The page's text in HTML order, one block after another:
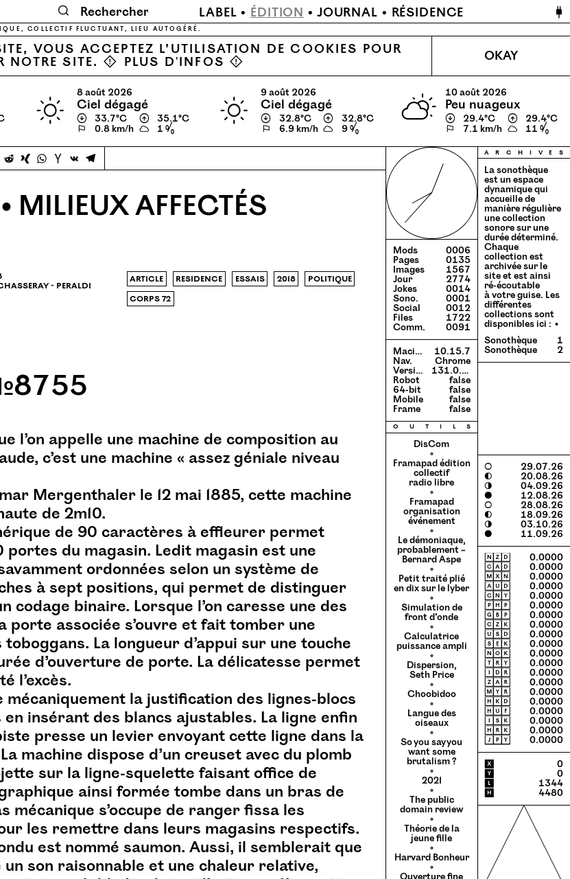
🔍 LABEL ÉDITION JOURNAL RÉSIDENCE 🔌
COLLECTIF FLUCTUANT, LIEU AUTOGÉRÉ.
VOUS ACCEPTEZ L’UTILISATION DE COOKIES POUR
NOTRE SITE. ⚠ PLUS D'INFOS ⚠ OKAY
8 août 2026
ciel dégagé
↓ 33.7℃ ↑
35.1℃
⚐
0.8 km/h 1 %
9 août 2026
ciel dégagé
↓ 32.8℃ ↑
32.8℃
⚐
6.9 km/h 9 %
10 août 2026
peu nuageux
↓ 29.4℃ ↑
29.4℃
⚐
7.1 km/h 11 %
MILIEUX AFFECTÉS
- peraldi
article residence essais 2018
politique
corps 72
l’on appelle une machine de composition au
c’est une machine « assez géniale niveau
Mergenthaler le 12 mai 1885, cette machine
de 2m10.
de 90 caractères à effleurer permet
portes du magasin. Ledit magasin est une
ordonnées selon un système de
à sept positions, qui permet de distinguer
codage binaire. Lorsque l’on caresse une des
porte associée s’ouvre et fait tomber une
La longueur d’appui sur une touche
d’ouverture de porte. La délicatesse permet
l’excès.
mécaniquement la justification des lignes-blocs
insérant des blancs ajustables. La ligne enfin
presse un levier envoyant cette ligne dans la
machine dispose d’un creuset avec du plomb
sur la ligne-squelette faisant office de
ainsi formée tombe dans un bras de
mécanique s’occupe de ranger fissa les
les remettre dans leurs magasins respectifs.
est nommé saumon. Aussi, il semblerait que
son raisonnable et une chaleur relative,
Mods 0006
Pages 0135
Images 1567
Jour 2774
Jokes 0014
Sono. 0001
Social 0012
Files 1722
Comm.
0091
Macintosh
10.15.7
Nav. Chrome
Version 131.0.0.0
Robot false
64-bit false
Mobile false
Frame false
o u t i l s
DisCom
◦
Framapad édition
collectif
radio libre
◦
Framapad
organisation
événement
◦
Le démoniaque,
probablement –
Bernard Aspe
◦
Petit traité plié
en dix sur le lyber
◦
Simulation de
front d’onde
◦
Calculatrice
puissance ampli
◦
Dispersion,
Seth Price
◦
Choobidoo
◦
Langue des
oiseaux
◦
So you say you
want some
brutalism ?
◦
2021
◦
The public
domain review
◦
Théorie de la
jeune fille
◦
Harvard Bonheur
◦
a r c h i v e s
La sonothèque
est un espace
dynamique qui
accueille de
manière régulière
une collection
sonore sur une
durée déterminé.
Chaque
collection est
archivée sur le
site et est ainsi
ré-écoutable
à votre guise. Les
différentes
collections sont
disponibles ici :
Sonothèque
1
Sonothèque 2
○ 29.07.26
◐ 20.08.26
◑ 04.09.26
● 12.08.26
○ 28.08.26
◐ 18.09.26
◑ 03.10.26
●
11.09.26
🄽🅉🄳
0.0000
🄲🄰🄳 0.0000
🄼🅇🄽 0.0000
🄰🅄🄳 0.0000
🄲🄽🅈 0.0000
🄿🄷🄿 0.0000
🄶🄱🄿 0.0000
🄲🅉🄺 0.0000
🅄🅂🄳 0.0000
🅂🄴🄺 0.0000
🄽🄾🄺 0.0000
🅃🅁🅈 0.0000
🄸🄳🅁 0.0000
🅉🄰🅁 0.0000
🄼🅈🅁 0.0000
🄷🄺🄳 0.0000
🄷🅄🄵 0.0000
🄸🅂🄺 0.0000
🄷🅁🄺 0.0000
🄹🄿🅈
0.0000
X
0
Y 0
L 1344
H 4480